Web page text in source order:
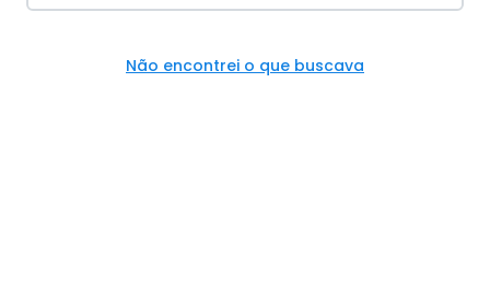
Não encontrei o que buscava